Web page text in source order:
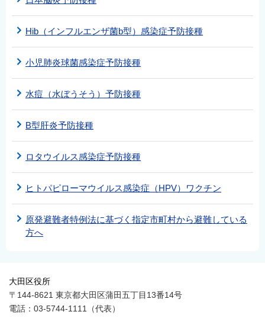
Hib（インフルエンザ菌b型）感染症予防接種
小児肺炎球菌感染症予防接種
水痘（水ぼうそう）予防接種
B型肝炎予防接種
ロタウイルス感染症予防接種
ヒトパピローマウイルス感染症（HPV）ワクチン
原発避難者特例法に基づく指定市町村から避難している
方へ
大田区役所
〒144-8621 東京都大田区蒲田五丁目13番14号
電話：03-5744-1111（代表）